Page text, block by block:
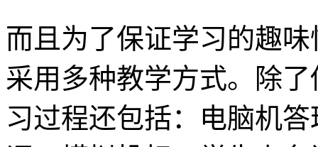
而且为了保证学习的趣
采用多种教学方式。除
习过程还包括：电脑机